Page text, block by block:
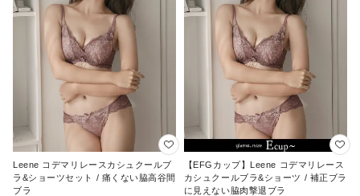
Leene コデマリレースカシュクールブ
ラ&ショーツセット / 痛くない脇高谷間
ブラ
【EFGカップ】Leene コデマリレース
カシュクールブラ&ショーツ / 補正ブラ
に見えない脇肉撃退ブラ